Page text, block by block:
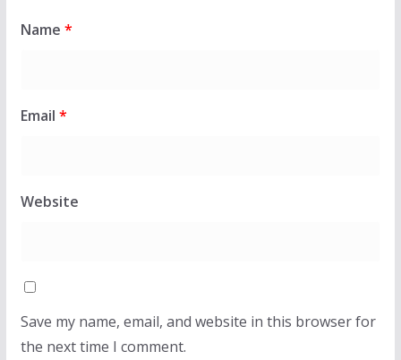
Name *
Email *
Website
Save my name, email, and website in this browser for
the next time I comment.